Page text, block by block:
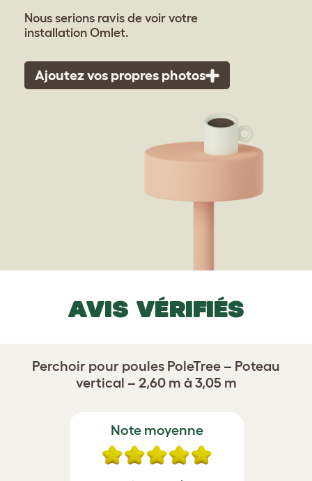
Nous serions ravis de voir votre
installation Omlet.
Ajoutez vos propres photos
AVIS VÉRIFIÉS
Perchoir pour poules PoleTree – Poteau
vertical – 2,60 m à 3,05 m
Note moyenne